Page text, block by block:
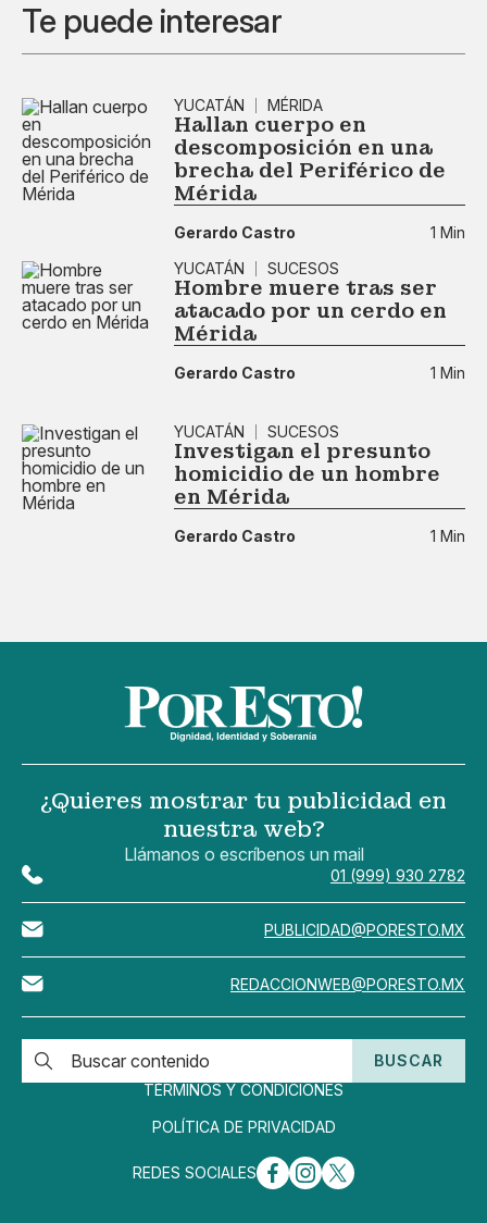
Te puede interesar
YUCATÁN MÉRIDA
Hallan cuerpo en
descomposición en una
brecha del Periférico de
Mérida
Gerardo Castro
1 Min
YUCATÁN
SUCESOS
Hombre muere tras ser
atacado por un cerdo en
Mérida
Gerardo Castro 1 Min
YUCATÁN SUCESOS
Investigan el presunto
homicidio de un hombre
en Mérida
Gerardo Castro 1 Min
¿Quieres mostrar tu publicidad en
nuestra web?
Llámanos o escríbenos un mail
01 (999) 930 2782
PUBLICIDAD@PORESTO.MX
REDACCIONWEB@PORESTO.MX
BUSCAR
TÉRMINOS Y CONDICIONES
POLÍTICA DE PRIVACIDAD
REDES SOCIALES